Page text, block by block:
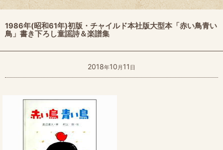
1986年(昭和61年)初版・チャイルド本社版大型本「赤い鳥青い
鳥」書き下ろし童謡詩＆楽譜集
2018年10 月 11 日